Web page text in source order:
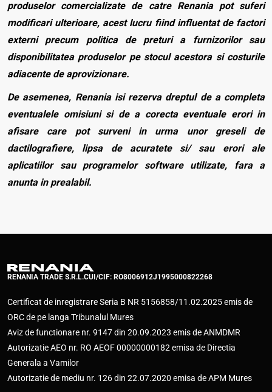
produselor comercializate de catre Renania pot suferi
modificari ulterioare, acest lucru fiind influentat de factori
externi precum politica de preturi a furnizorilor sau
disponibilitatea produselor pe stocul acestora si costurile
adiacente de aprovizionare.
De asemenea, Renania isi rezerva dreptul de a completa
eventualele omisiuni si de a corecta eventuale erori in
afisare care pot surveni in urma unor greseli de
dactilografiere, lipsa de acuratete si/ sau erori ale
aplicatiilor sau programelor software utilizate, fara a
anunta in prealabil.
RENANIA TRADE S.R.L.CUI/CIF: RO8006912J1995000822268
Certificat de inregistrare Seria B NR 5156858/11.02.2025 emis de
ORC de pe langa Tribunalul Mures
Aviz de functionare nr. 9147 din 20.09.2023 emis de ANMDMR
Autorizatie AEO nr. RO AEOF 00000000182 emisa de Directia
Generala a Vamilor
Autorizatie de mediu nr. 126 din 22.07.2020 emisa de APM Mures